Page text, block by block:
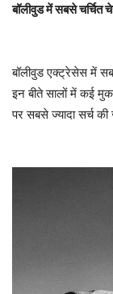
बॉलीवुडमेंसबसेचर्चित
बॉलीवुड एक्ट्रेसेस में
इन बीते सालों में कई
पर सबसे ज्यादा सर्च की